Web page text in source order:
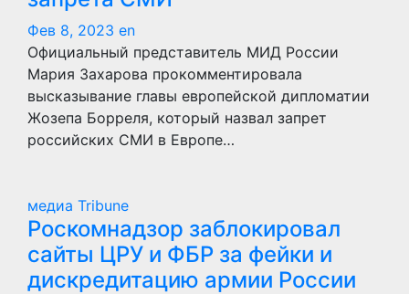
Фев 8, 2023 en
Официальный представитель МИД России
Мария Захарова прокомментировала
высказывание главы европейской дипломатии
Жозепа Борреля, который назвал запрет
российских СМИ в Европе…
медиа Tribune
Роскомнадзор заблокировал
сайты ЦРУ и ФБР за фейки и
дискредитацию армии России